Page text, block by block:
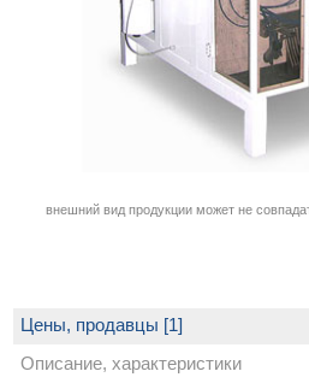
внешний вид продукции может не
Цены, продавцы [1]
Описание, характеристики